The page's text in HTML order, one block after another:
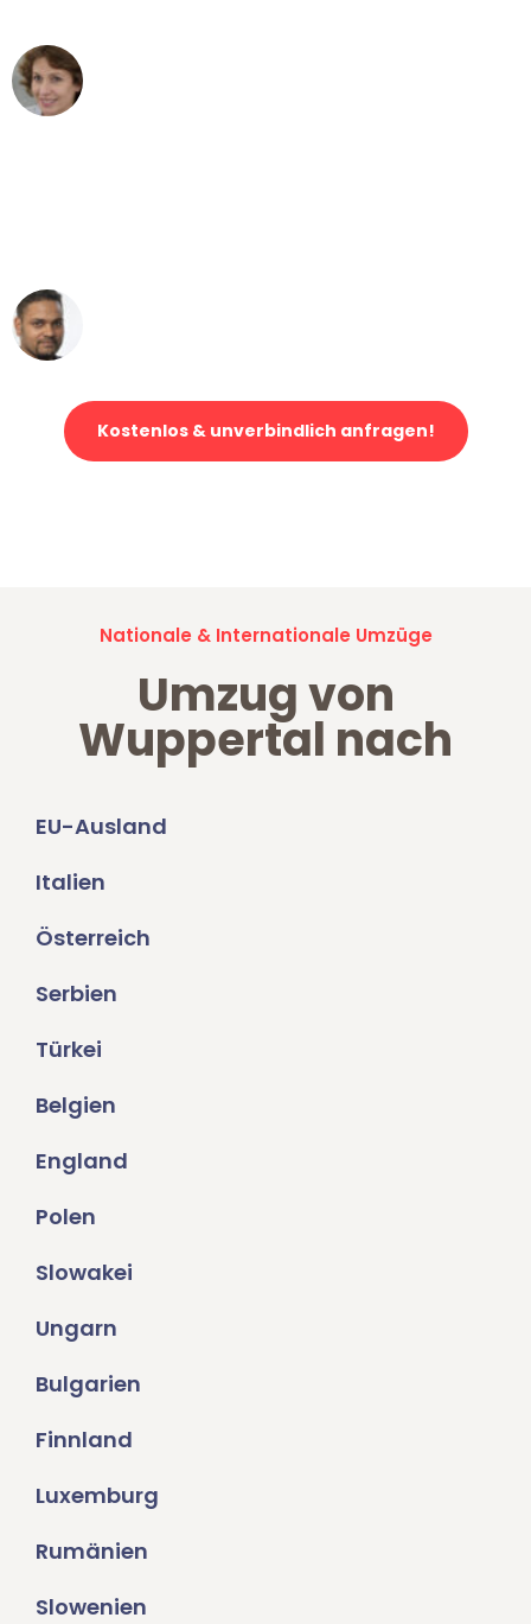
Kostenlos & unverbindlich anfragen!
Nationale & Internationale Umzüge
Umzug von
Wuppertal nach
EU-Ausland
Italien
Österreich
Serbien
Türkei
Belgien
England
Polen
Slowakei
Ungarn
Bulgarien
Finnland
Luxemburg
Rumänien
Slowenien